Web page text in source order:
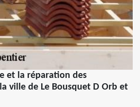
et la réparation des
ville de Le Bousquet D Orb et